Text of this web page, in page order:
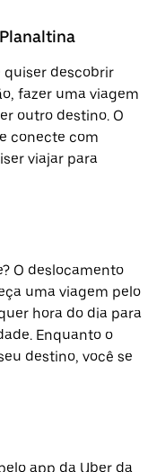
quiser descobrir
fazer uma viagem
outro destino. O
conecte com
viajar para
O deslocamento
uma viagem pelo
hora do dia para
Enquanto o
destino, você se
app da Uber da